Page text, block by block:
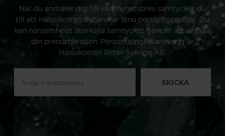
När du anmäler dig till vårt nyhetsbrev samtycker du
till att Hälsokosten behandlar dina personuppgifter. Du
kan närsomhelst återkalla samtycket genom att avsluta
din prenumeration. Personuppgiftsansvarig är
Hälsokosten Retail Sverige AB.
SKICKA